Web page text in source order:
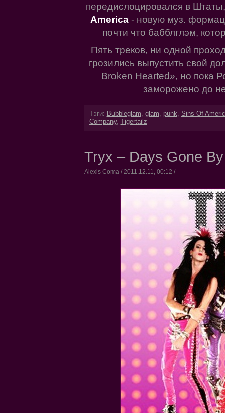
передислоцировался в
America - новую муз.
почти что бабблглэм,
Пять треков, ни одной
грозились выпустить свой
Broken Hearted», но пока
заморожено до
Тэги: Bubbleglam glam punk
Sins Of
Company, Tigertailz
Tryx – Days Gone
Alexis Coma / 2011.12.11, 00:12 /